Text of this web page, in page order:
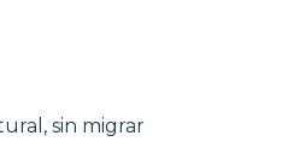
sin migrar